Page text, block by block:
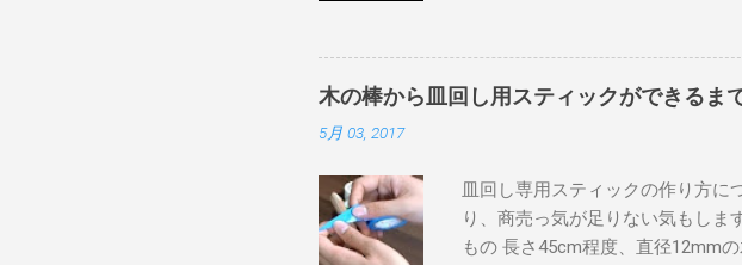
す。 肘ではなく手首を使うこと
きます。 皿の中心にスティック
と、皿の中心にスティックが移動
ていますが、リバース（表・上
側）→（元の側）としていますが
いでしょう。 クイックリバース
げ上げて、スティックだけを空中
すると、水平に回りやすいです。
ングを親指と他の4本の指で挟む
く返して離します。 フリスビー
木の棒から皿回し用スティックができるま
5月 03, 2017
皿回し専用スティックの作り方に
り、商売っ気が足りない気もしま
もの 長さ45cm程度、直径12mm